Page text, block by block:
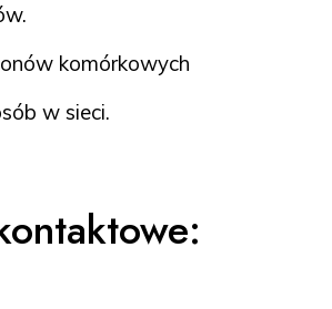
komórkowych
w sieci.